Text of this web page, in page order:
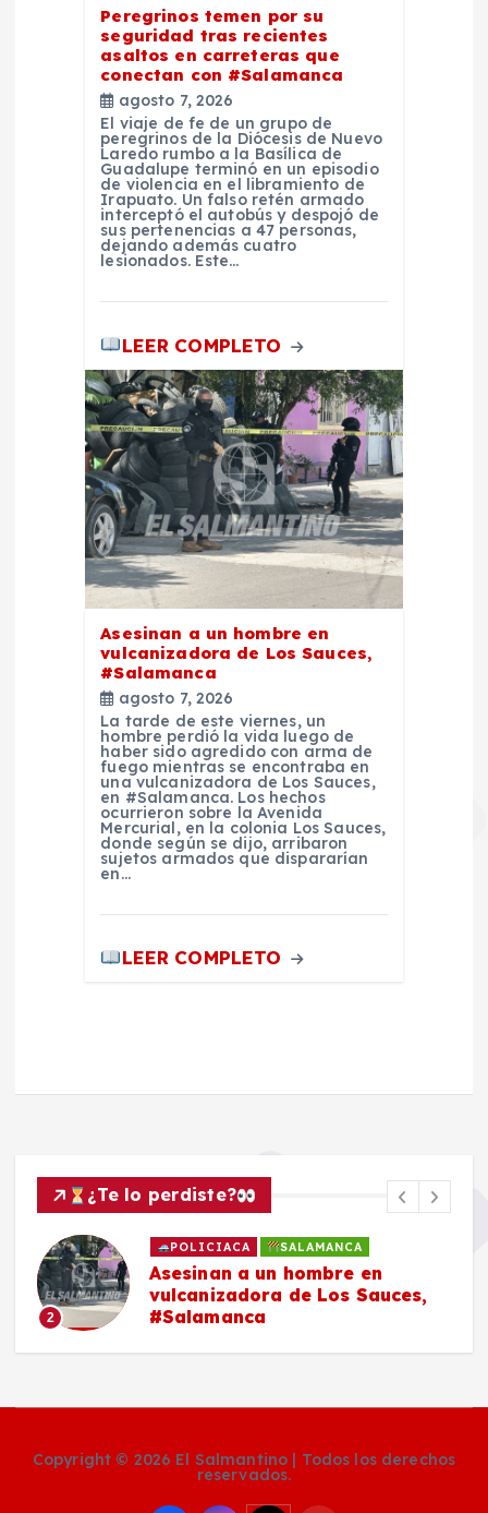
Peregrinos temen por su
seguridad tras recientes
asaltos en carreteras que
conectan con #Salamanca
agosto 7, 2026
El viaje de fe de un grupo de
peregrinos de la Diócesis de Nuevo
Laredo rumbo a la Basílica de
Guadalupe terminó en un episodio
de violencia en el libramiento de
Irapuato. Un falso retén armado
interceptó el autobús y despojó de
sus pertenencias a 47 personas,
dejando además cuatro
lesionados. Este…
LEER COMPLETO
Asesinan a un hombre en
vulcanizadora de Los Sauces,
#Salamanca
agosto 7, 2026
La tarde de este viernes, un
hombre perdió la vida luego de
haber sido agredido con arma de
fuego mientras se encontraba en
una vulcanizadora de Los Sauces,
en #Salamanca. Los hechos
ocurrieron sobre la Avenida
Mercurial, en la colonia Los Sauces,
donde según se dijo, arribaron
sujetos armados que dispararían
en…
LEER COMPLETO
¿Te lo perdiste?
2
POLICIACA SALAMANCA
Asesinan a un hombre en
vulcanizadora de Los Sauces,
#Salamanca
Copyright © 2026 El Salmantino | Todos los derechos
reservados.